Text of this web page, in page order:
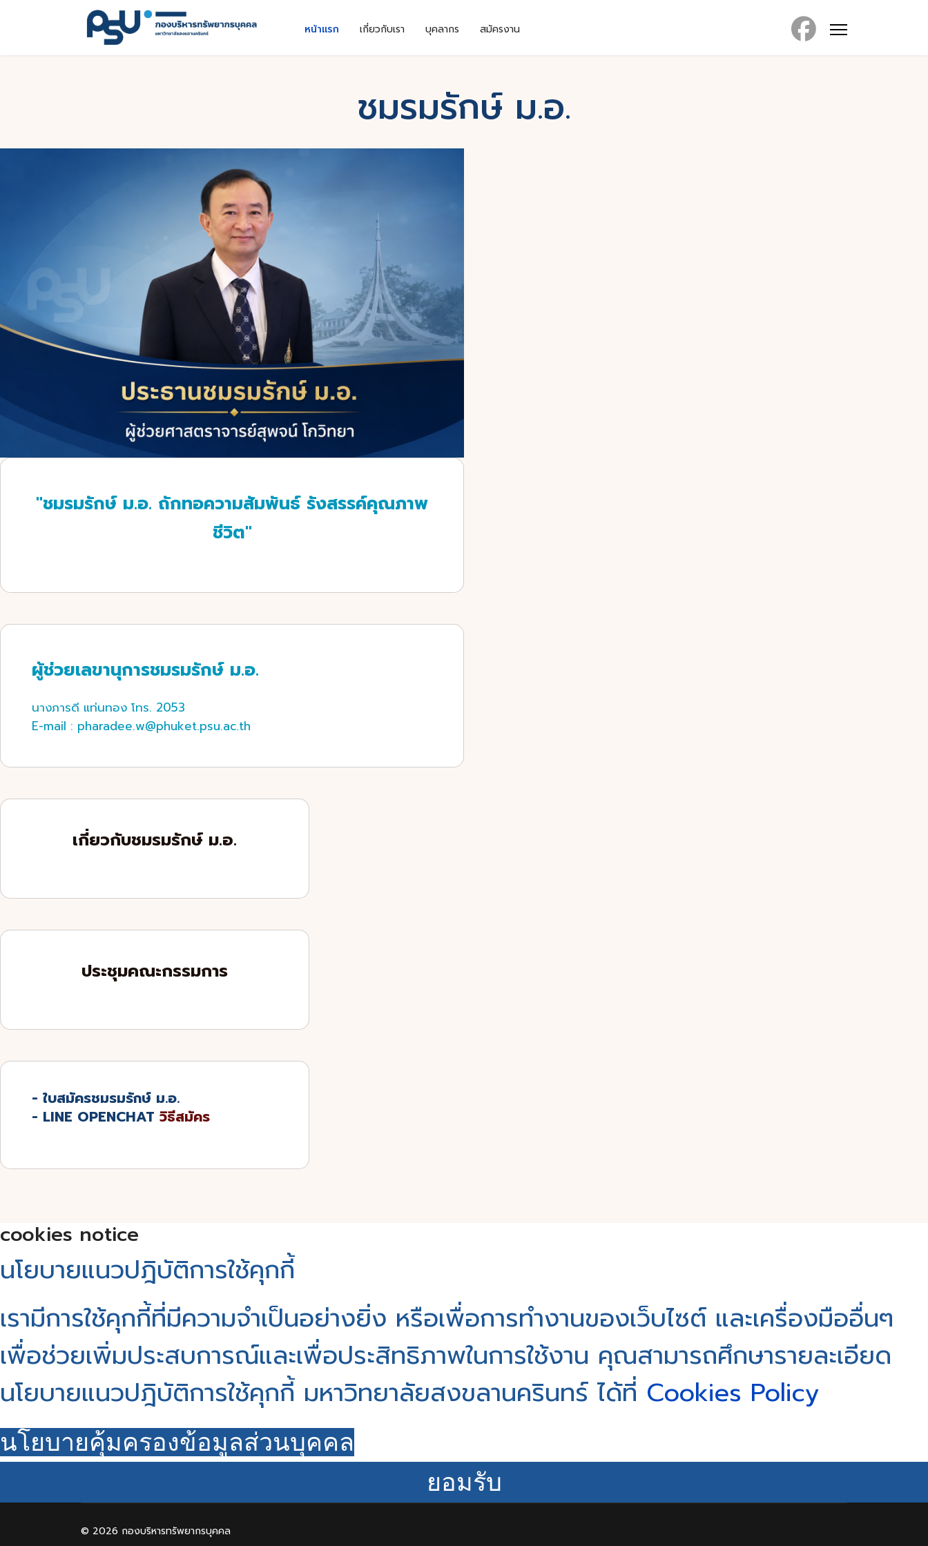
หน้าแรก เกี่ยวกับเรา บุคลากร สมัครงาน
ชมรมรักษ์ ม.อ.
"ชมรมรักษ์ ม.อ. ถักทอความสัมพันธ์ รังสรรค์คุณภาพ
ชีวิต"
ผู้ช่วยเลขานุการชมรมรักษ์ ม.อ.
นางภารดี แท่นทอง โทร. 2053
E-mail : pharadee.w@phuket.psu.ac.th
เกี่ยวกับชมรมรักษ์ ม.อ.
ประชุมคณะกรรมการ
- ใบสมัครชมรมรักษ์ ม.อ.
- LINE OPENCHAT วิธีสมัคร
cookies notice
นโยบายแนวปฎิบัติการใช้คุกกี้
เรามีการใช้คุกกี้ที่มีความจำเป็นอย่างยิ่ง หรือเพื่อการทำงานของเว็บไซต์ และเครื่องมืออื่นๆ
เพื่อช่วยเพิ่มประสบการณ์และเพื่อประสิทธิภาพในการใช้งาน คุณสามารถศึกษารายละเอียด
นโยบายแนวปฎิบัติการใช้คุกกี้ มหาวิทยาลัยสงขลานครินทร์ ได้ที่ Cookies Policy
นโยบายคุ้มครองข้อมูลส่วนบุคคล
ยอมรับ
© 2026 กองบริหารทรัพยากรบุคคล